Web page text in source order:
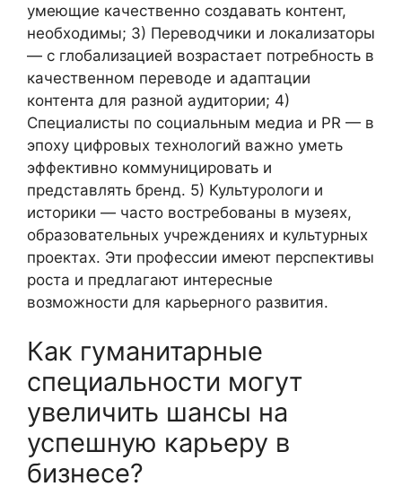
умеющие качественно создавать контент,
необходимы; 3) Переводчики и локализаторы
— с глобализацией возрастает потребность в
качественном переводе и адаптации
контента для разной аудитории; 4)
Специалисты по социальным медиа и PR — в
эпоху цифровых технологий важно уметь
эффективно коммуницировать и
представлять бренд. 5) Культурологи и
историки — часто востребованы в музеях,
образовательных учреждениях и культурных
проектах. Эти профессии имеют перспективы
роста и предлагают интересные
возможности для карьерного развития.
Как гуманитарные
специальности могут
увеличить шансы на
успешную карьеру в
бизнесе?